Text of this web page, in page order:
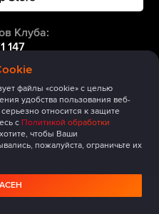
файлы «cookie» с целью
удобства пользования веб-
относится к защите
с Политикой обработки
чтобы Ваши
пожалуйста, ограничьте их
Клуба:
147